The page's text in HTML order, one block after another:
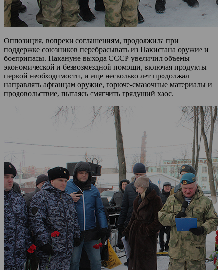
Оппозиция, вопреки соглашениям, продолжила при
поддержке союзников перебрасывать из Пакистана оружие и
боеприпасы. Накануне выхода СССР увеличил объемы
экономической и безвозмездной помощи, включая продукты
первой необходимости, и еще несколько лет продолжал
направлять афганцам оружие, горюче-смазочные материалы и
продовольствие, пытаясь смягчить грядущий хаос.